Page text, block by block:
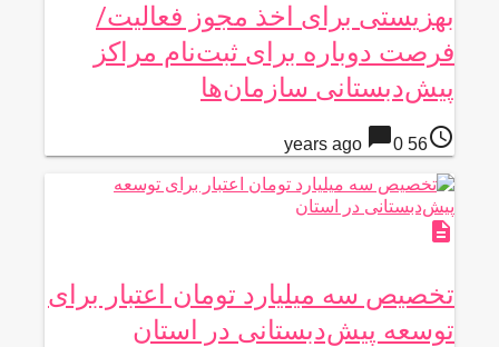
بهزیستی برای اخذ مجوز فعالیت/
فرصت دوباره برای ثبت‌نام مراکز
پیش‌دبستانی سازمان‌ها
access_time
56 years ago
chat_bubble0
description
تخصیص سه میلیارد تومان اعتبار برای
توسعه پیش‌دبستانی در استان